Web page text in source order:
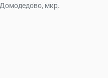
мкр.